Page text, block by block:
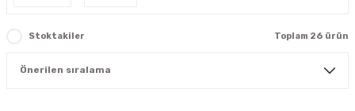
Stoktakiler Toplam 26 ürün